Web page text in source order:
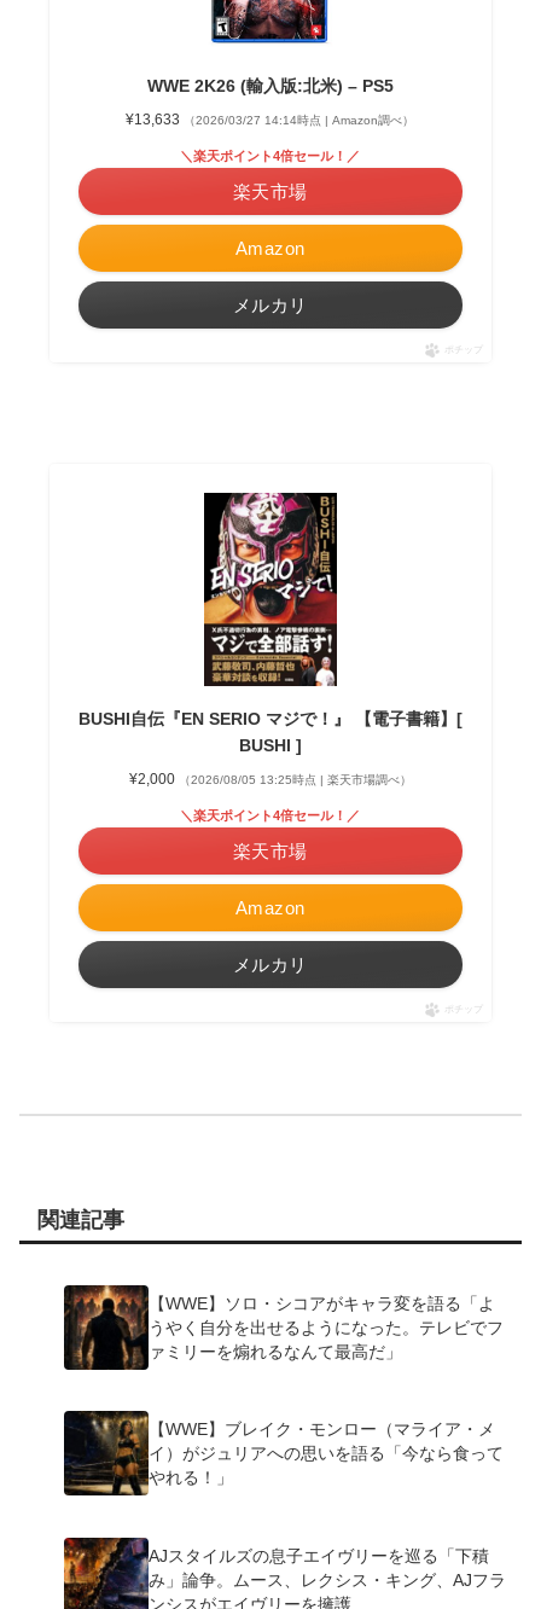
WWE 2K26 (輸入版:北米) – PS5
¥13,633 （2026/03/27 14:14時点 | Amazon調べ）
Amazon
＼楽天ポイント4倍セール！／
楽天市場
メルカリ
ポチップ
BUSHI自伝『EN SERIO マジで！』 【電子書籍】[
BUSHI ]
¥2,000 （2026/08/05 13:25時点 | 楽天市場調べ）
Amazon
＼楽天ポイント4倍セール！／
楽天市場
メルカリ
ポチップ
関連記事
【WWE】ソロ・シコアがキャラ変を語る「よ
うやく自分を出せるようになった。テレビでフ
ァミリーを煽れるなんて最高だ」
【WWE】ブレイク・モンロー（マライア・メ
イ）がジュリアへの思いを語る「今なら食って
やれる！」
AJスタイルズの息子エイヴリーを巡る「下積
み」論争。ムース、レクシス・キング、AJフラ
ンシスがエイヴリーを擁護